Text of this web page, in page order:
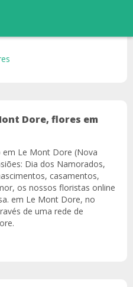
Dore, flores em
Le Mont Dore (Nova
Dia dos Namorados,
casamentos,
os nossos floristas online
em Le Mont Dore, no
de uma rede de